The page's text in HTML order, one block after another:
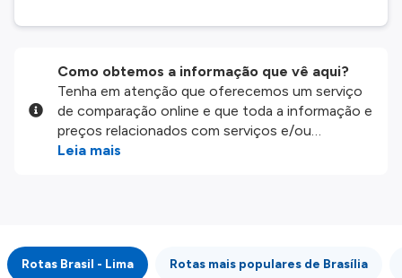
Como obtemos a informação que vê aqui?
Tenha em atenção que oferecemos um serviço
de comparação online e que toda a informação e
preços relacionados com serviços e/ou
produtos disponíveis no nosso website são
integridade ou pela precisão da informação
publicada, por isso verifique com atenção todas
Leia mais
Rotas Brasil - Lima Rotas mais populares de Brasília